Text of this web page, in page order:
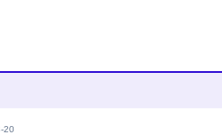
20